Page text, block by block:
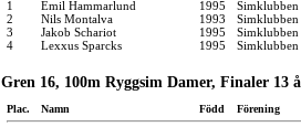
1 Emil Hammarlund 1995
2
Nils Montalva 1993
Simklubben
3
Jakob Schariot 1995
Simklubben
4
Lexxus Sparcks 1995
Gren 16, 100m Ryggsim Damer, Finaler 13
Plac. Namn Född Förening